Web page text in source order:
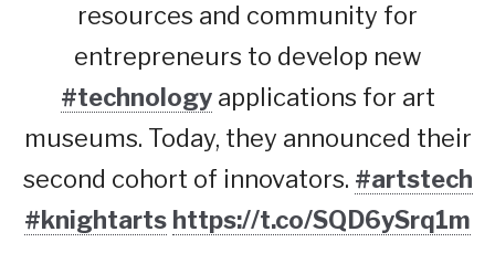
resources and community for
entrepreneurs to develop new
#technologyapplications for art
museums. Today, they announced their
second cohort of innovators. #artstech
#knightarts https://t.co/SQD6ySrq1m